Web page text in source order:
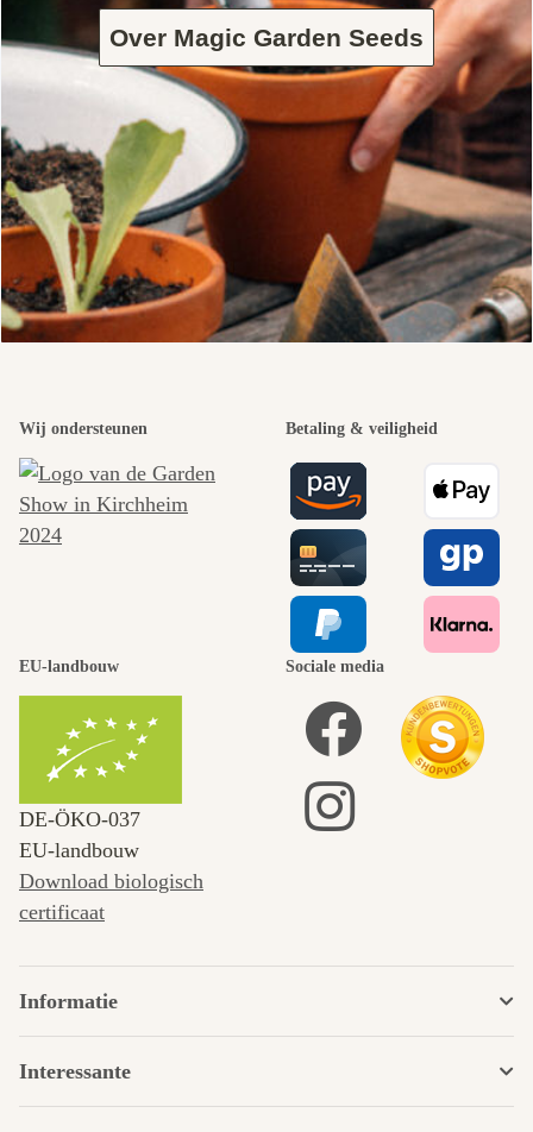
Over Magic Garden Seeds
Wij ondersteunen Betaling & veiligheid
EU-landbouw
DE‑ÖKO‑037
EU-landbouw
Download biologisch
certificaat
Sociale media
Informatie
Interessante